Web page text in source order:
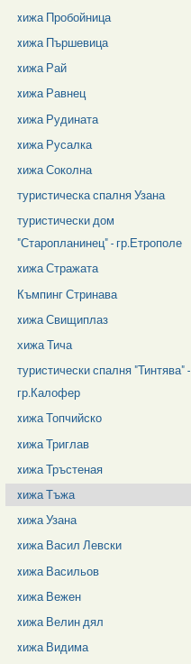
xижа Пробойница
xижа Пършевица
xижа Рай
xижа Равнец
xижа Рудината
xижа Русалка
xижа Соколна
туристическа спалня Узана
туристически дом
"Старопланинец" - гр.Етрополе
xижа Стражата
Къмпинг Стринава
xижа Свищиплаз
хижа Тича
туристически спалня "Тинтява" -
гр.Калофер
xижа Топчийско
xижа Триглав
xижа Тръстеная
xижа Тъжа
xижа Узана
xижа Васил Левски
xижа Васильов
xижа Вежен
xижа Велин дял
xижа Видима